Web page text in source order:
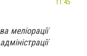
меліорації
11:45